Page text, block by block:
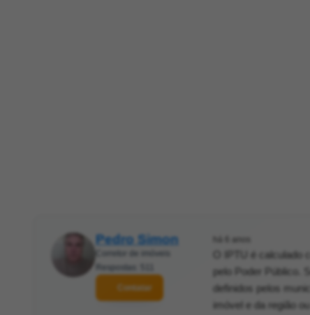
Pedro Simon
Contatar
O IPTU é calculado
pelo Poder Público.
definidos pelos
imóvel e da região